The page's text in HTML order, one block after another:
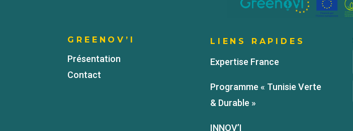
GREENOV’I
Présentation
Contact
LIENS RAPIDES
Expertise France
Programme « Tunisie Verte
& Durable »
INNOV’I